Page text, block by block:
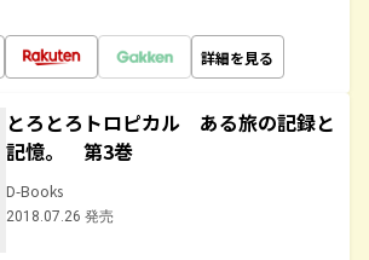
詳細を見る
とろとろトロピカル ある旅の記録と
記憶。 第3巻
D-Books
2018.07.26 発売